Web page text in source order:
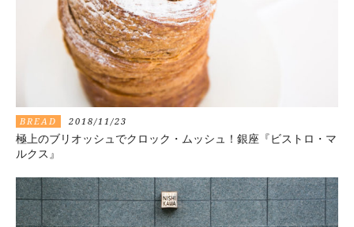
BREAD 2018/11/23
極上のブリオッシュでクロック・ムッシュ！銀座『ビストロ・マ
ルクス』